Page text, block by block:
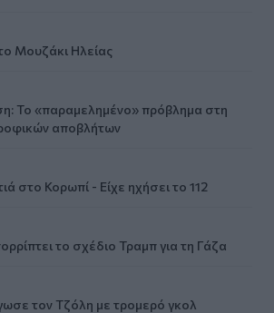
Μουζάκι Ηλείας
Το «παραμελημένο» πρόβλημα στη
αποβλήτων
στο Κορωπί - Είχε ηχήσει το 112
το σχέδιο Τραμπ για τη Γάζα
τον Τζόλη με τρομερό γκολ